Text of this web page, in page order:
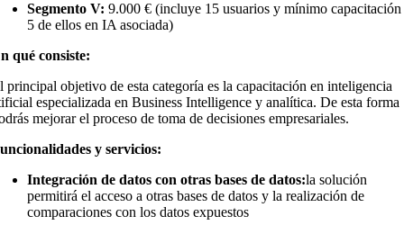
Segmento V:9.000 € (incluye 15 usuarios y mínimo capacitación
5 de ellos en IA asociada)
qué consiste:
principal objetivo de esta categoría es la capacitación en inteligencia
especializada en Business Intelligence y analítica. De esta forma
mejorar el proceso de toma de decisiones empresariales.
y servicios:
Integración de datos con otras bases de datos:la solución
permitirá el acceso a otras bases de datos y la realización de
comparaciones con los datos expuestos